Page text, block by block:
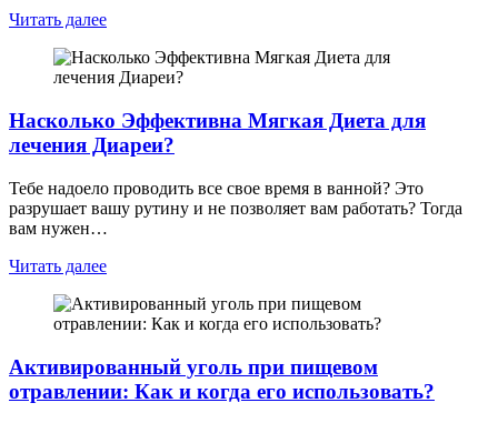
Читать далее
Насколько Эффективна Мягкая Диета для
лечения Диареи?
Тебе надоело проводить все свое время в ванной? Это
разрушает вашу рутину и не позволяет вам работать? Тогда
вам нужен…
Читать далее
Активированный уголь при пищевом
отравлении: Как и когда его использовать?